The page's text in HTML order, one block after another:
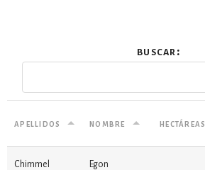
escuelas fumigadas
historia de las mujeres
patria contratista
plan del terror
buscar:
apellidos nombre hectáreas
Chimmel Egon